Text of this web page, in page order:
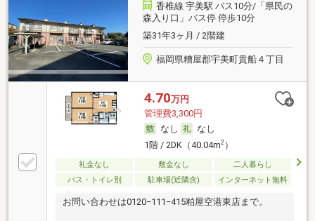
香椎線 宇美駅 バス10分/「県民の
森入り口」バス停 停歩10分
築31年3ヶ月 / 2階建
福岡県糟屋郡宇美町貴船４丁目
4.70万円
管理費3,300円
なし
なし
1階 / 2DK（40.04m2）
礼金なし 敷金なし
二人暮らし
バス・トイレ別
駐車場(近隣含) インターネット無料
お問い合わせは0120−111−415粕屋空港東店まで。